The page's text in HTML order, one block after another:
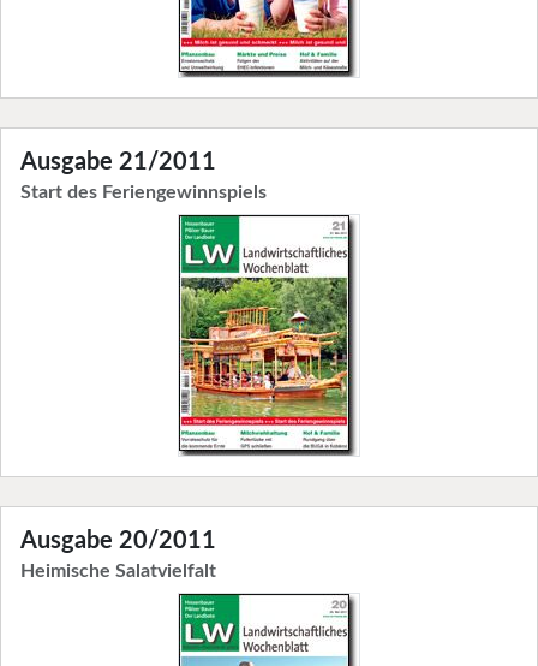
Ausgabe 21/2011
Start des Feriengewinnspiels
Ausgabe 20/2011
Heimische Salatvielfalt